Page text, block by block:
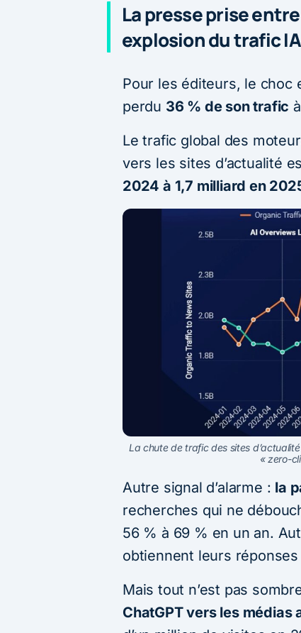
La presse prise
explosion du trafic IA
Pour les éditeurs, le choc
perdu 36 % de son trafic
Le trafic global des
vers les sites d’actualité
2024 à 1,7 milliard en
La chute de trafic des sites
« zero-
Autre signal d’alarme : la
recherches qui ne
56 % à 69 % en un an.
obtiennent leurs
Mais tout n’est pas
ChatGPT vers les médias